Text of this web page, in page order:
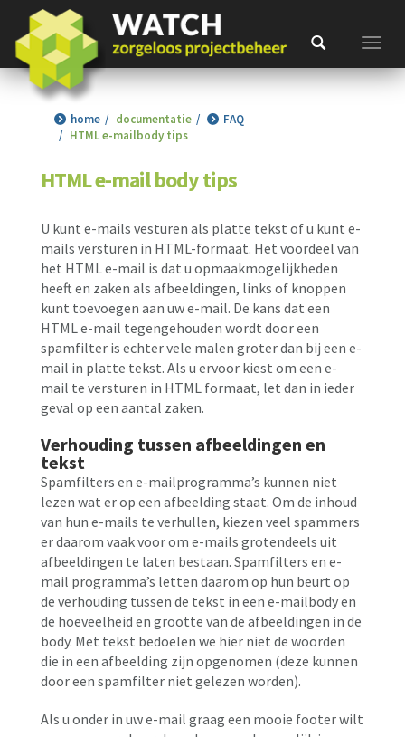
home documentatie
FAQ
HTML e-mailbody tips
HTML e-mail body tips
U kunt e-mails vesturen als platte tekst of u kunt e-
mails versturen in HTML-formaat. Het voordeel van
het HTML e-mail is dat u opmaakmogelijkheden
heeft en zaken als afbeeldingen, links of knoppen
kunt toevoegen aan uw e-mail. De kans dat een
HTML e-mail tegengehouden wordt door een
spamfilter is echter vele malen groter dan bij een e-
mail in platte tekst. Als u ervoor kiest om een e-
mail te versturen in HTML formaat, let dan in ieder
geval op een aantal zaken.
Verhouding tussen afbeeldingen en
tekst
Spamfilters en e-mailprogramma’s kunnen niet
lezen wat er op een afbeelding staat. Om de inhoud
van hun e-mails te verhullen, kiezen veel spammers
er daarom vaak voor om e-mails grotendeels uit
afbeeldingen te laten bestaan. Spamfilters en e-
mail programma’s letten daarom op hun beurt op
de verhouding tussen de tekst in een e-mailbody en
de hoeveelheid en grootte van de afbeeldingen in de
body. Met tekst bedoelen we hier niet de woorden
die in een afbeelding zijn opgenomen (deze kunnen
door een spamfilter niet gelezen worden).
Als u onder in uw e-mail graag een mooie footer wilt